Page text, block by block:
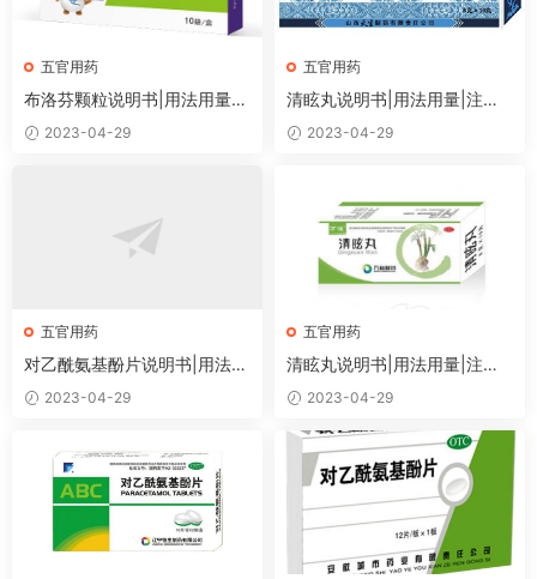
五官用药
布洛芬颗粒说明书|用法用量|
注意事项
2023-04-29
五官用药
清眩丸说明书|用法用量|注意
事项2023-04-29
五官用药
对乙酰氨基酚片说明书|用法用
量|注意事项
2023-04-29
五官用药
清眩丸说明书|用法用量|注意
事项2023-04-29